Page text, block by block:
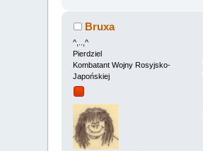
Bruxa
^,..,^
Pierdziel
Kombatant Wojny Rosyjsko-
Japońskiej